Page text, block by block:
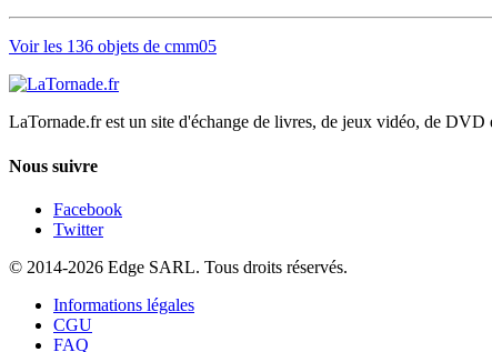
Voir les 136 objets de cmm05
LaTornade.frest un site d'échange de livres, de jeux vidéo, de
Nous suivre
Facebook
Twitter
© 2014-2026 Edge SARL. Tous droits réservés.
Informations légales
CGU
FAQ